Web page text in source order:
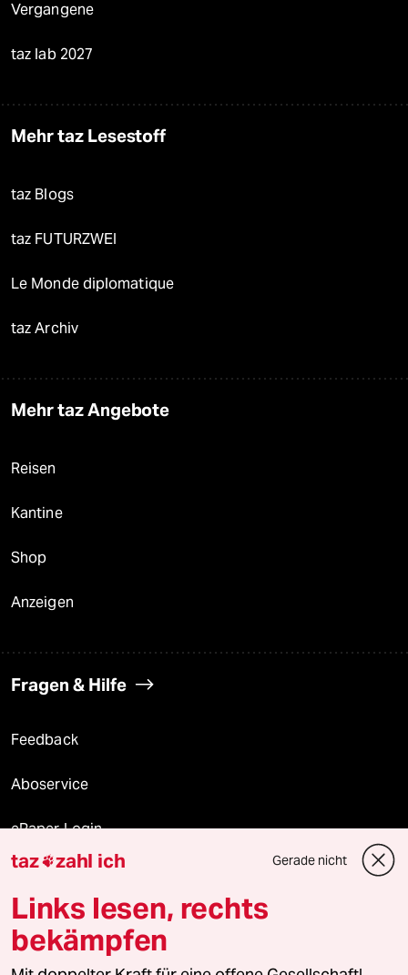
Vergangene
taz lab 2027
Mehr taz Lesestoff
taz Blogs
taz FUTURZWEI
Le Monde diplomatique
taz Archiv
Mehr taz Angebote
Reisen
Kantine
Shop
Anzeigen
Fragen & Hilfe
Feedback
Aboservice
ePaper Login
Downloads für Abonnierende
© 2026 taz Verlags und Vertriebs GmbH
taz zahl ich Gerade nicht
Links lesen, rechts
bekämpfen